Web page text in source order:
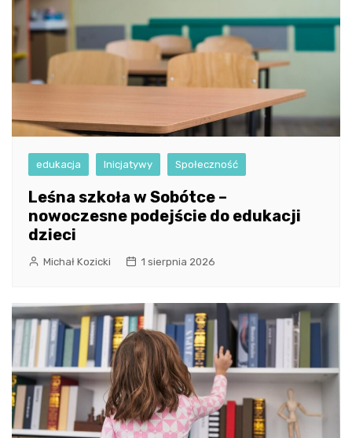
edukacja Inicjatywy Społeczność
Leśna szkoła w Sobótce –
nowoczesne podejście do edukacji
dzieci
Michał Kozicki 1 sierpnia 2026